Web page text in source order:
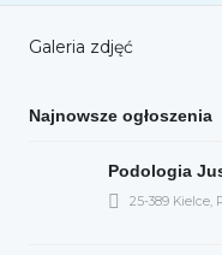
Galeria zdjęć
Najnowsze ogłoszenia
Podologia
25-389 Kielce,